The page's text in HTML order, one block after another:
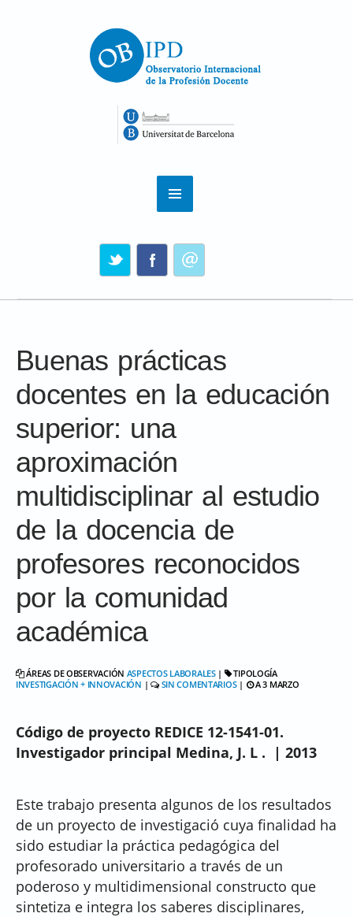
Buenas prácticas
docentes en la educación
superior: una
aproximación
multidisciplinar al estudio
de la docencia de
profesores reconocidos
por la comunidad
académica
ÁREAS DE OBSERVACIÓN ASPECTOS LABORALES|
TIPOLOGÍA
INVESTIGACIÓN + INNOVACIÓN | SIN COMENTARIOS| A 3 MARZO
Código de proyecto REDICE 12-1541-01.
Investigador principal Medina, J. L .
| 2013
Este trabajo presenta algunos de los resultados
de un proyecto de investigació cuya finalidad ha
sido estudiar la práctica pedagógica del
profesorado universitario a través de un
poderoso y multidimensional constructo que
sintetiza e integra los saberes disciplinares,